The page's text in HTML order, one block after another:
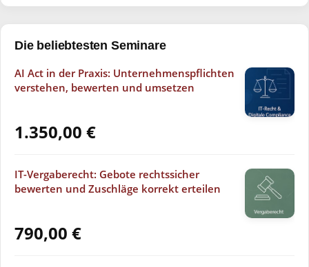
Die beliebtesten Seminare
AI Act in der Praxis: Unternehmenspflichten
verstehen, bewerten und umsetzen
1.350,00 €
IT-Vergaberecht: Gebote rechtssicher
bewerten und Zuschläge korrekt erteilen
790,00 €